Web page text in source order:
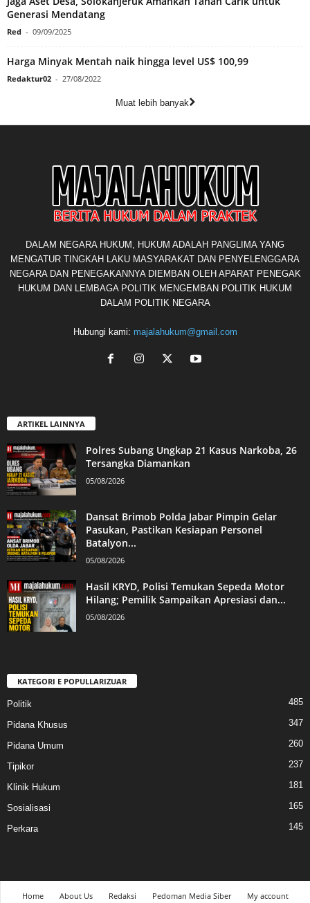
Generasi Mendatang
Red - 09/09/2025
Harga Minyak Mentah naik hingga level US$ 100,99
Redaktur02 - 27/08/2022
Muat lebih banyak
DALAM NEGARA HUKUM, HUKUM ADALAH PANGLIMA YANG
MENGATUR TINGKAH LAKU MASYARAKAT DAN PENYELENGGARA
NEGARA DAN PENEGAKANNYA DIEMBAN OLEH APARAT PENEGAK
HUKUM DAN LEMBAGA POLITIK MENGEMBAN POLITIK HUKUM
DALAM POLITIK NEGARA
Hubungi kami: majalahukum@gmail.com
ARTIKEL LAINNYA
Polres Subang Ungkap 21 Kasus Narkoba, 26
Tersangka Diamankan
05/08/2026
Dansat Brimob Polda Jabar Pimpin Gelar
Pasukan, Pastikan Kesiapan Personel
Batalyon...
05/08/2026
Hasil KRYD, Polisi Temukan Sepeda Motor
Hilang; Pemilik Sampaikan Apresiasi dan...
05/08/2026
KATEGORI E POPULLARIZUAR
Politik 485
Pidana Khusus 347
Pidana Umum 260
Tipikor 237
Klinik Hukum 181
Sosialisasi 165
Perkara 145
Home About Us Redaksi Pedoman Media Siber My account